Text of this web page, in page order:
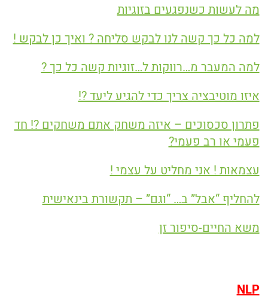
מה לעשות כשנפגעים בזוגיות
למה כל כך קשה לנו לבקש סליחה ? ואיך כן לבקש !
למה המעבר מ…רווקות ל…זוגיות קשה כל כך ?
איזו מוטיבציה צריך כדי להגיע ליעד ?!
פתרון סכסוכים – איזה משחק אתם משחקים ?! חד
פעמי או רב פעמי?
עצמאות ! אני מחליט על עצמי !
להחליף “אבל” ב… “וגם” – תקשורת בינאישית
משא החיים-סיפור זן
NLP